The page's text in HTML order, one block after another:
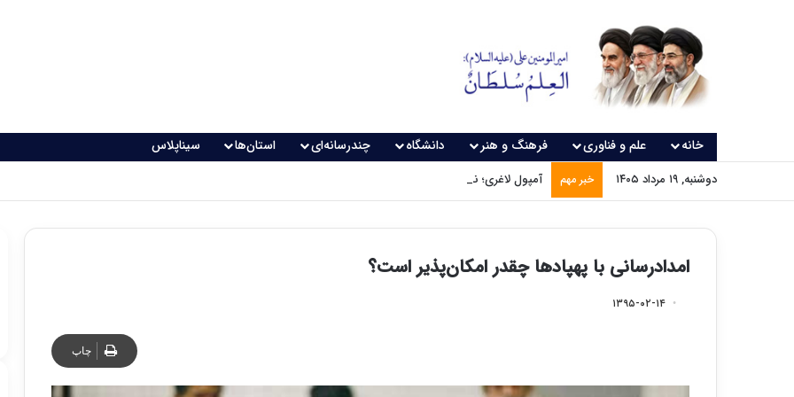
خانه علم و فناوری فرهنگ و هنر دانشگاه چندرسانه‌ای استان‌ها سیناپلاس
دوشنبه, ۱۹ مرداد ۱۴۰۵ خبر مهم آمپول لاغری؛ نسخه‌ای که بدون تغذیه خطرناک می‌شود
امدادرسانی با پهپادها چقدر امکان‌پذیر است؟
۱۳۹۵-۰۲-۱۴
چاپ